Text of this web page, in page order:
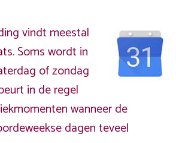
vindt meestal
Soms wordt in
of zondag
in de regel
wanneer de
dagen teveel